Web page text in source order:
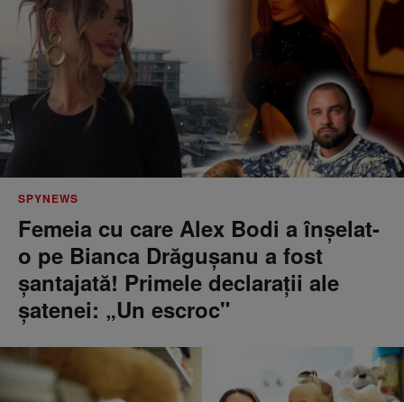
SPYNEWS
Femeia cu care Alex Bodi a înșelat-
o pe Bianca Drăgușanu a fost
șantajată! Primele declarații ale
șatenei: „Un escroc"